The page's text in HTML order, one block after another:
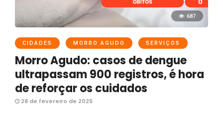
687
CIDADES MORRO AGUDO SERVIÇOS
Morro Agudo: casos de dengue
ultrapassam 900 registros, é hora
de reforçar os cuidados
28 de fevereiro de 2025